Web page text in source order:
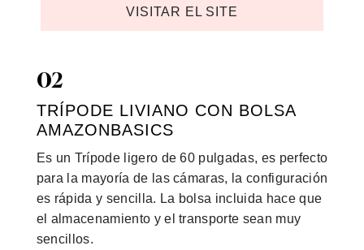
VISITAR EL SITE
02
TRÍPODE LIVIANO CON BOLSA
AMAZONBASICS
Es un Trípode ligero de 60 pulgadas, es perfecto
para la mayoría de las cámaras, la configuración
es rápida y sencilla. La bolsa incluida hace que
el almacenamiento y el transporte sean muy
sencillos.